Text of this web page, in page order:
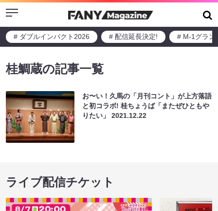
Menu
# ダブルインパクト2026 # 配信延長決定! # M-1グラン
桂鯛蔵の記事一覧
お〜い！久馬の「月刊コント」が上方落語
と初コラボ! 桂ちょうば「またぜひともや
りたい」2021.12.22
ライブ配信チケット